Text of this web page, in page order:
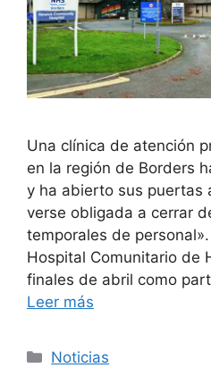
Una clínica de atención
en la región de Borders
y ha abierto sus puertas
verse obligada a cerrar
temporales de
Hospital Comunitario de
finales de abril como
Leer más
Categorías
Noticias